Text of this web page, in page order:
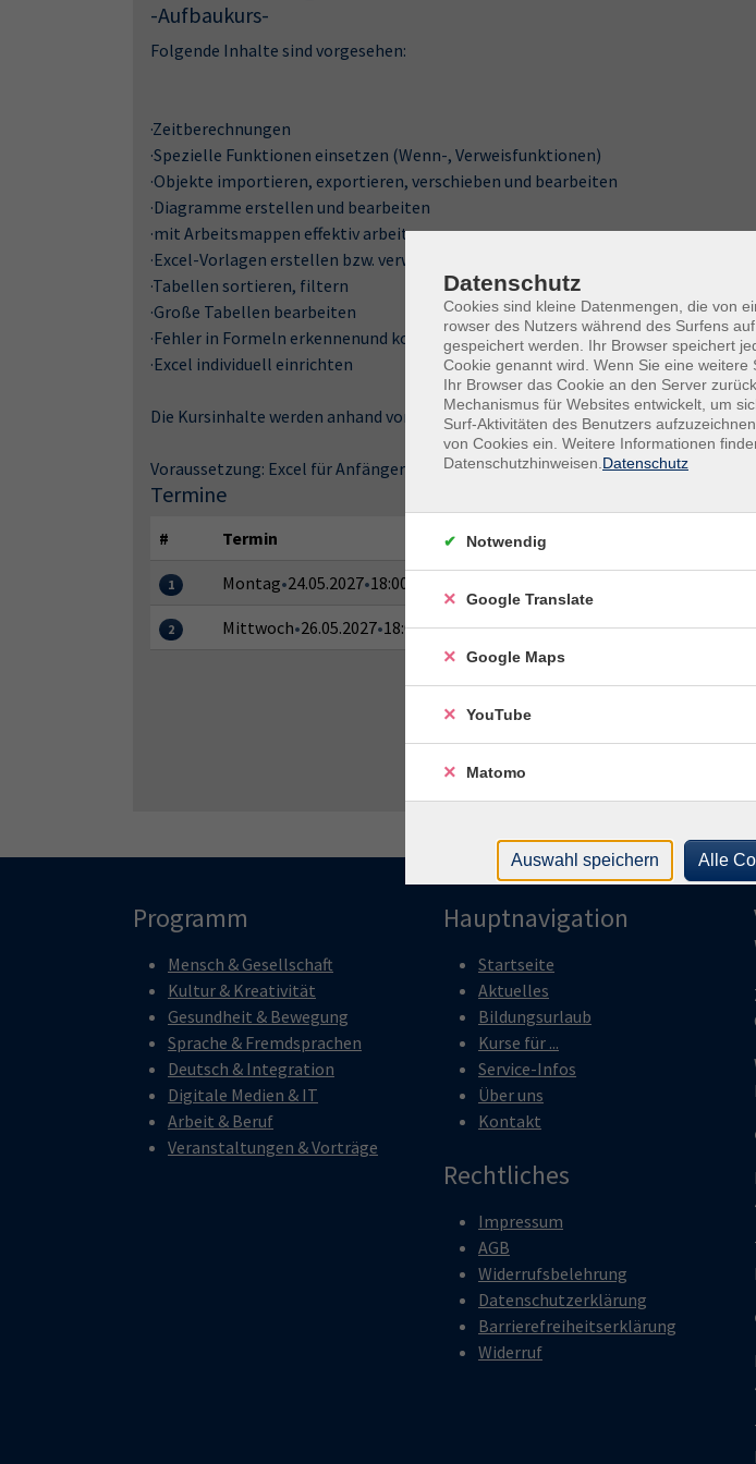
-Aufbaukurs-
Folgende Inhalte sind vorgesehen:
·Zeitberechnungen
·Spezielle Funktionen einsetzen (Wenn-, Verweisfunktionen)
·Objekte importieren, exportieren, verschieben und bearbeiten
·Diagramme erstellen und bearbeiten
·mit Arbeitsmappen effektiv arbeiten
·Excel-Vorlagen erstellen bzw. verwalten
·Tabellen sortieren, filtern
·Große Tabellen bearbeiten
·Fehler in Formeln erkennenund korrigieren
·Excel individuell einrichten
Die Kursinhalte werden anhand von praktischen Beispielen und Übungen vertieft.
Voraussetzung: Excel für Anfänger (Grundstufe)
Termine
# Termin
1 Montag•24.05.2027•18:00–20:15 Uhr
2 Mittwoch•26.05.2027•18:00–20:15 Uhr Altes
Programm
Mensch & Gesellschaft
Kultur & Kreativität
Gesundheit & Bewegung
Sprache & Fremdsprachen
Deutsch & Integration
Digitale Medien & IT
Arbeit & Beruf
Veranstaltungen & Vorträge
Hauptnavigation
Startseite
Aktuelles
Bildungsurlaub
Kurse für ...
Service-Infos
Über uns
Kontakt
Rechtliches
Impressum
AGB
Widerrufsbelehrung
Datenschutzerklärung
Barrierefreiheitserklärung
Widerruf
Datenschutz
Cookies sind kleine Datenmengen, die von
rowser des Nutzers während des Surfens
gespeichert werden. Ihr Browser speichert
Cookie genannt wird. Wenn Sie eine
Ihr Browser das Cookie an den Server
Mechanismus für Websites entwickelt, um
Surf-Aktivitäten des Benutzers
von Cookies ein. Weitere Informationen
Datenschutzhinweisen. Datenschutz
Notwendig
Google Translate
Google Maps
YouTube
Matomo
Auswahl speichern Alle